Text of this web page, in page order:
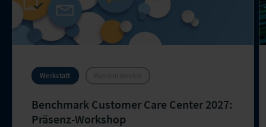
Werkstatt
Benchmark Customer Care Center 2027:
Präsenz-Workshop